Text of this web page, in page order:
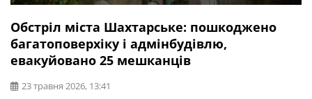
Обстріл міста Шахтарське: пошкоджено
багатоповерхіку і адмінбудівлю,
евакуйовано 25 мешканців
23 травня 2026, 13:41